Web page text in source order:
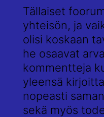
Tällaiset
yhteisön, ja
olisi koskaan
he osaavat
kommentteja
yleensä
nopeasti
sekä myös